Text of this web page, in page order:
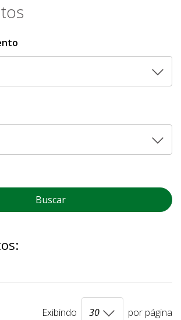
legislativas na CLDF podem
Buscar
Exibindo por página